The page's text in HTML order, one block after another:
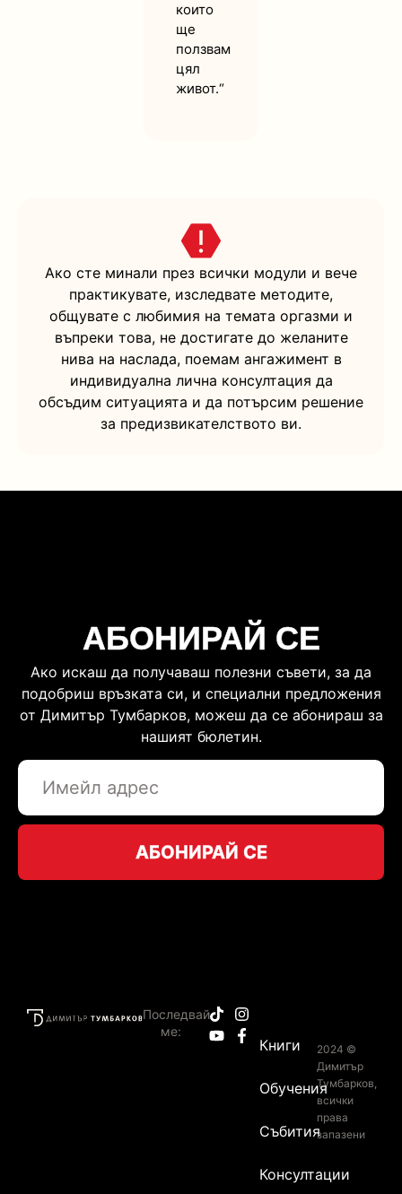
които
ще
ползвам
цял
живот.“
Ако сте минали през всички модули и вече
практикувате, изследвате методите,
общувате с любимия на темата оргазми и
въпреки това, не достигате до желаните
нива на наслада, поемам ангажимент в
индивидуална лична консултация да
обсъдим ситуацията и да потърсим решение
за предизвикателството ви.
АБОНИРАЙ СЕ
Ако искаш да получаваш полезни съвети, за да
подобриш връзката си, и специални предложения
от Димитър Тумбарков, можеш да се абонираш за
нашият бюлетин.
АБОНИРАЙ СЕ
Последвай
ме:
2024 ©
Димитър
Тумбарков,
всички
права
запазени
Книги
Обучения
Събития
Консултации